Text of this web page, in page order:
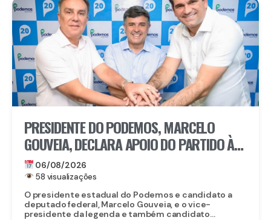
PRESIDENTE DO PODEMOS, MARCELO
GOUVEIA, DECLARA APOIO DO PARTIDO À
CANDIDATURA DE EDUARDO DA FONTE AO
SENADO
06/08/2026
58 visualizações
O presidente estadual do Podemos e candidato a
deputado federal, Marcelo Gouveia, e o vice-
presidente da legenda e também candidato...